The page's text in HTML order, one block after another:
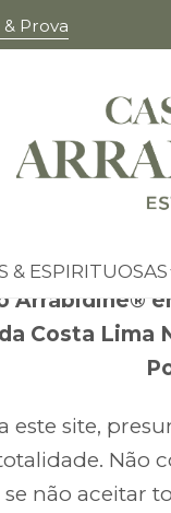
& ESPIRITUOSAS
Prova
A Casa do
e
Arrabidine®
Costa Lima
este site,
Não
não aceitar